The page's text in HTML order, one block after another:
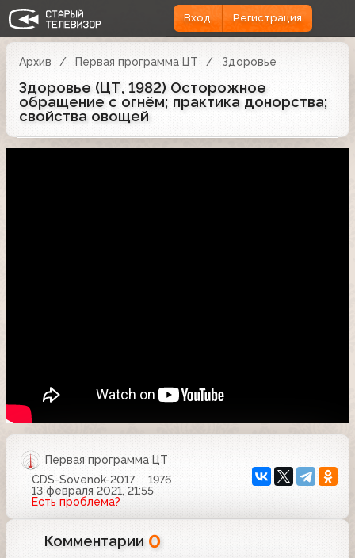
Вход Регистрация
Архив Первая программа ЦТ Здоровье
Здоровье (ЦТ, 1982) Осторожное
обращение с огнём; практика донорства;
свойства овощей
Первая программа ЦТ
CDS-Sovenok-2017
1976
13 февраля 2021, 21:55
Есть проблема?
Комментарии 0